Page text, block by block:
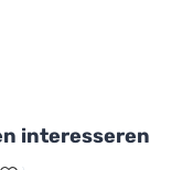
interesseren